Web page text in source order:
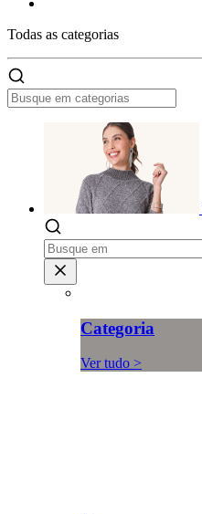
Todas as categorias
Categoria
Ver tudo >